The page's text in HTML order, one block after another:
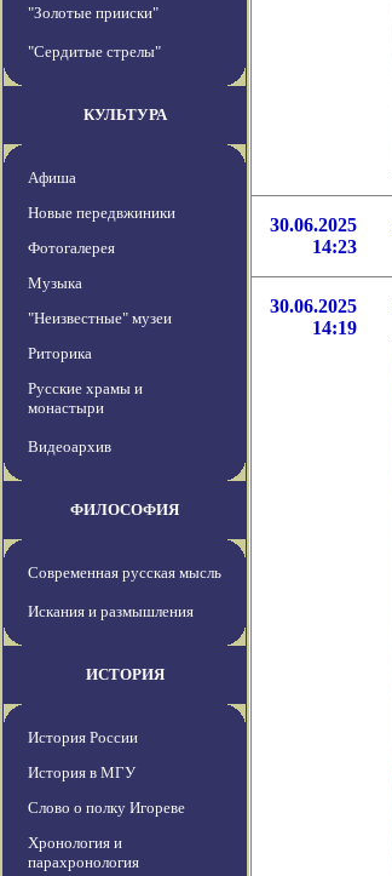
"Золотые прииски"
"Сердитые стрелы"
КУЛЬТУРА
Афиша
Новые передвжиники
Фотогалерея
Музыка
"Неизвестные" музеи
Риторика
Русские храмы и
монастыри
Видеоархив
ФИЛОСОФИЯ
Современная русская мысль
Искания и размышления
ИСТОРИЯ
История России
История в МГУ
Слово о полку Игореве
Хронология и
парахронология
30.06.2025
14:23
30.06.2025
14:19